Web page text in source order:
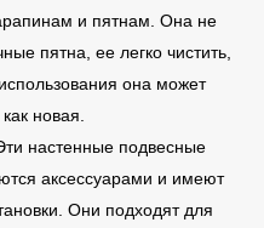
и пятнам. Она не
пятна, ее легко чистить,
она может
новая.
настенные подвесные
аксессуарами и имеют
Они подходят для